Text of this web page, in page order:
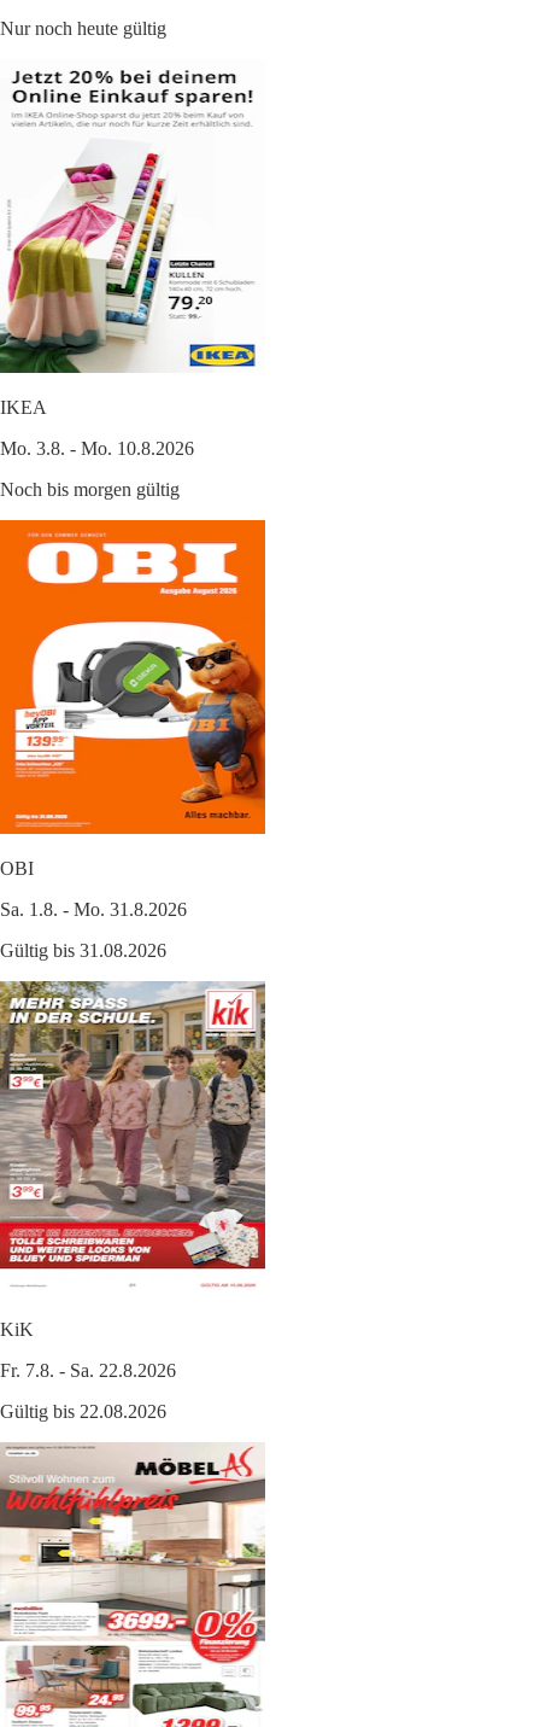
Nur noch heute gültig
IKEA
Mo. 3.8. - Mo. 10.8.2026
Noch bis morgen gültig
OBI
Sa. 1.8. - Mo. 31.8.2026
Gültig bis 31.08.2026
KiK
Fr. 7.8. - Sa. 22.8.2026
Gültig bis 22.08.2026